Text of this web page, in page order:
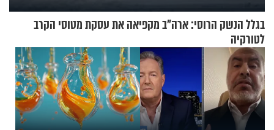
בגלל הנשק הרוסי: ארה"ב מקפיאה את עסקת מטוסי הקרב
לטורקיה